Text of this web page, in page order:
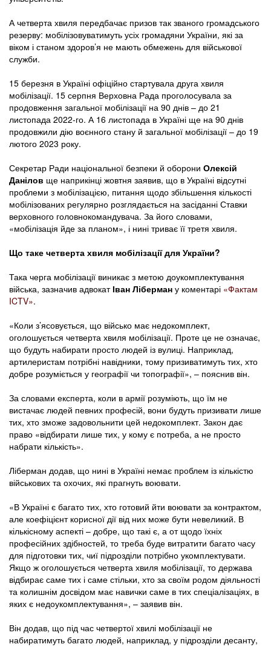
А четверта хвиля передбачає призов так званого громадського
резерву: мобілізовуватимуть усіх громадяни України, які за
віком і станом здоров’я не мають обмежень для військової
служби.
15 березня в Україні офіційно стартувала друга хвиля
мобілізації. 15 серпня Верховна Рада проголосувала за
продовження загальної мобілізації на 90 днів – до 21
листопада 2022-го. А 16 листопада в Україні ще на 90 днів
продовжили дію воєнного стану й загальної мобілізації – до 19
лютого 2023 року.
Секретар Ради національної безпеки й оборони Олексій
Данілов ще наприкінці жовтня заявив, що в Україні відсутні
проблеми з мобілізацією, питання щодо збільшення кількості
мобілізованих регулярно розглядається на засіданні Ставки
верховного головнокомандувача. За його словами,
«мобілізація йде за планом», і нині триває її третя хвиля.
Що таке четверта хвиля мобілізації для України?
Така черга мобілізації виникає з метою доукомплектування
війська, зазначив адвокат Іван Ліберман у коментарі «Фактам
ICTV».
«Коли з’ясовується, що військо має недокомплект,
оголошується четверта хвиля мобілізації. Проте це не означає,
що будуть набирати просто людей із вулиці. Наприклад,
артилеристам потрібні навідники, тому призиватимуть тих, хто
добре розуміється у географії чи топографії», – пояснив він.
За словами експерта, коли в армії розуміють, що їм не
вистачає людей певних професій, вони будуть призивати лише
тих, хто зможе задовольнити цей недокомплект. Закон дає
право «відбирати лише тих, у кому є потреба, а не просто
набрати кількість».
Ліберман додав, що нині в Україні немає проблем із кількістю
військових та охочих, які прагнуть воювати.
«В Україні є багато тих, хто готовий йти воювати за контрактом,
але коефіцієнт корисної дії від них може бути невеликий. В
кількісному аспекті – добре, що такі є, а от щодо їхніх
професійних здібностей, то треба буде витратити багато часу
для підготовки тих, чиї підрозділи потрібно укомплектувати.
Якщо ж оголошується четверта хвиля мобілізації, то держава
відбирає саме тих і саме стільки, хто за своїм родом діяльності
та колишнім досвідом має навички саме в тих спеціалізаціях, в
яких є недоукомплектування», – заявив він.
Він додав, що під час четвертої хвилі мобілізації не
набиратимуть багато людей, наприклад, у підрозділи десанту,